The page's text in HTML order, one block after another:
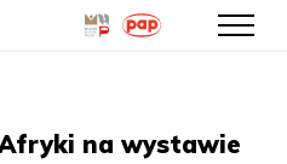
treści
na wystawie